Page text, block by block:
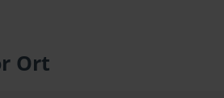
Ort